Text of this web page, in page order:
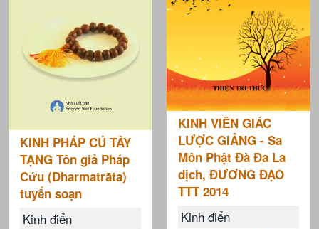
KINH PHÁP CÚ TÂY
TẠNG Tôn giả Pháp
Cứu (Dharmatrāta)
tuyển soạn
Kinh điển
KINH VIÊN GIÁC
LƯỢC GIẢNG - Sa
Môn Phật Đà Đa La
dịch, ĐƯƠNG ĐẠO
TTT 2014
Kinh điển